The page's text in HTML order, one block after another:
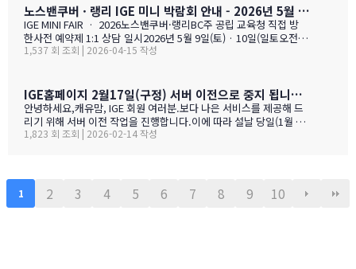
학비 + 2베드 기준 렌트비 + 자녀 한 명 기준 생활비를 모두 합친 1년
예산을 교육청별로 비교해 보실 수 있습니다. 추천 사립학교와 유학
맘들의 리얼한 후기도 같은 페이지에 함께 모았습니다. 자녀가 혼자
가는 경우, 홈스테이·보딩스쿨·관리형 세 가지 형태를 한 …
노스밴쿠버 · 랭리 IGE 미니 박람회 안내 - 2026년 5월 9일(토) · 10일(일)
IGE MINI FAIR · 2026노스밴쿠버·랭리BC주 공립 교육청 직접 방
한사전 예약제 1:1 상담 일시2026년 5월 9일(토) · 10일(일토오전 1
1시 — 오후 3시장소IGE 도곡동 사무실서울시 강남구 언주로 201, 2
가등록 폼으로 이동합니다SECTION 01 · 방한 교육청노스밴쿠버
교육청NORTH VANCOUVER · SD 44 밴쿠버 다운타운에서 Lions
Gate Bridge를 건너면 20분 내로 도착하는 근교 주거 중심 지역입
니다. 산·바다·숲이 어우러진 자연환경과, 밴쿠버 메트로 지역 중 가
1,537 회 조회 | 2026-04-15 작성
IGE홈페이지 2월17일(구정) 서버 이전으로 중지 됩니다.- 이해 부탁 드리며
안녕하세요,캐유맘, IGE 회원 여러분.보다 나은 서비스를 제공해 드
리기 위해 서버 이전 작업을 진행합니다.이에 따라 설날 당일(1월 29
일) 오전 중 IGE 홈페이지(iglobaleducation.org) 접속이 일시적으
GE (I Global Education)
1,823 회 조회 | 2026-02-14 작성
1 2 3 4 5 6 7 8 9 10